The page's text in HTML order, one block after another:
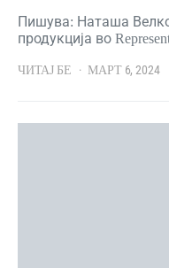
Пишува: Наташа
продукција во
ЧИТАЈ БЕ МАРТ 6, 2024